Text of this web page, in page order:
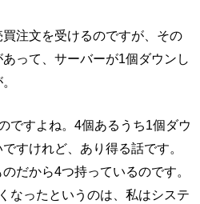
注文を受けるのですが、その
って、サーバーが1個ダウンし
ですよね。4個あるうち1個ダウ
すけれど、あり得る話です。
だから4つ持っているのです。
なったというのは、私はシステ